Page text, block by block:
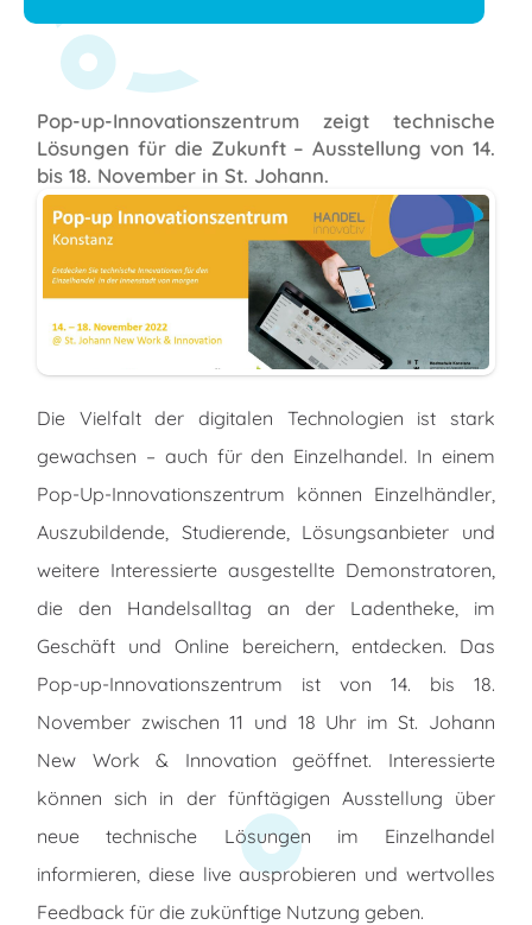
Pop-up-Innovationszentrum zeigt technische
Lösungen für die Zukunft – Ausstellung von 14.
bis 18. November in St. Johann.
Die Vielfalt der digitalen Technologien ist stark
gewachsen – auch für den Einzelhandel. In einem
Pop-Up-Innovationszentrum können Einzelhändler,
Auszubildende, Studierende, Lösungsanbieter und
weitere Interessierte ausgestellte Demonstratoren,
die den Handelsalltag an der Ladentheke, im
Geschäft und Online bereichern, entdecken. Das
Pop-up-Innovationszentrum ist von 14. bis 18.
November zwischen 11 und 18 Uhr im St. Johann
New Work & Innovation geöffnet. Interessierte
können sich in der fünftägigen Ausstellung über
neue technische Lösungen im Einzelhandel
informieren, diese live ausprobieren und wertvolles
Feedback für die zukünftige Nutzung geben.